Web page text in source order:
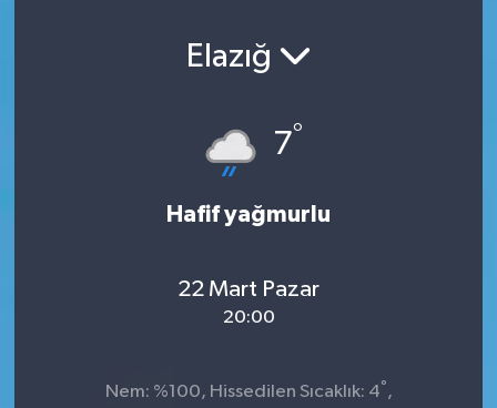
Elazığ
7°
Hafif yağmurlu
22 Mart Pazar
20:00
Nem: %100, Hissedilen Sıcaklık: 4° ,